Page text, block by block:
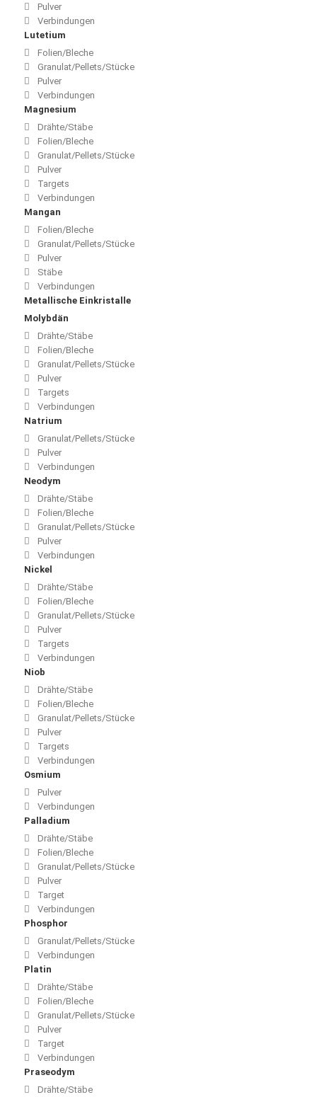
Pulver
Verbindungen
Lutetium
Folien/Bleche
Granulat/Pellets/Stücke
Pulver
Verbindungen
Magnesium
Drähte/Stäbe
Folien/Bleche
Granulat/Pellets/Stücke
Pulver
Targets
Verbindungen
Mangan
Folien/Bleche
Granulat/Pellets/Stücke
Pulver
Stäbe
Verbindungen
Metallische Einkristalle
Molybdän
Drähte/Stäbe
Folien/Bleche
Granulat/Pellets/Stücke
Pulver
Targets
Verbindungen
Natrium
Granulat/Pellets/Stücke
Pulver
Verbindungen
Neodym
Drähte/Stäbe
Folien/Bleche
Granulat/Pellets/Stücke
Pulver
Verbindungen
Nickel
Drähte/Stäbe
Folien/Bleche
Granulat/Pellets/Stücke
Pulver
Targets
Verbindungen
Niob
Drähte/Stäbe
Folien/Bleche
Granulat/Pellets/Stücke
Pulver
Targets
Verbindungen
Osmium
Pulver
Verbindungen
Palladium
Drähte/Stäbe
Folien/Bleche
Granulat/Pellets/Stücke
Pulver
Target
Verbindungen
Phosphor
Granulat/Pellets/Stücke
Verbindungen
Platin
Drähte/Stäbe
Folien/Bleche
Granulat/Pellets/Stücke
Pulver
Target
Verbindungen
Praseodym
Drähte/Stäbe